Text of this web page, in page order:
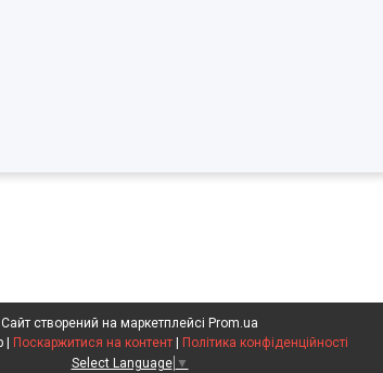
Сайт створений на маркетплейсі Prom.ua
Поскаржитися на контент
Політика конфіденційності
Select Language ▼